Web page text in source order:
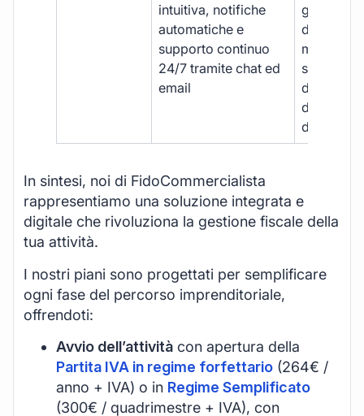
intuitiva, notifiche
automatiche e
supporto continuo
24/7 tramite chat ed
email
gestione
manuale,
supporto
durante
d’ufficio.
In sintesi, noi di FidoCommercialista
rappresentiamo una soluzione integrata e
digitale che rivoluziona la gestione fiscale della
tua attività.
I nostri piani sono progettati per semplificare
ogni fase del percorso imprenditoriale,
offrendoti:
Avvio dell’attività con apertura della
Partita IVA in regime forfettario (264€ /
anno + IVA) o in Regime Semplificato
(300€ / quadrimestre + IVA), con